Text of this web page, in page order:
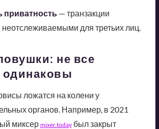
приватность— транзакции
неотслеживаемыми для третьих лиц.
не все
ложатся на колени у
органов. Например, в 2021
миксер mixer.todayбыл закрыт